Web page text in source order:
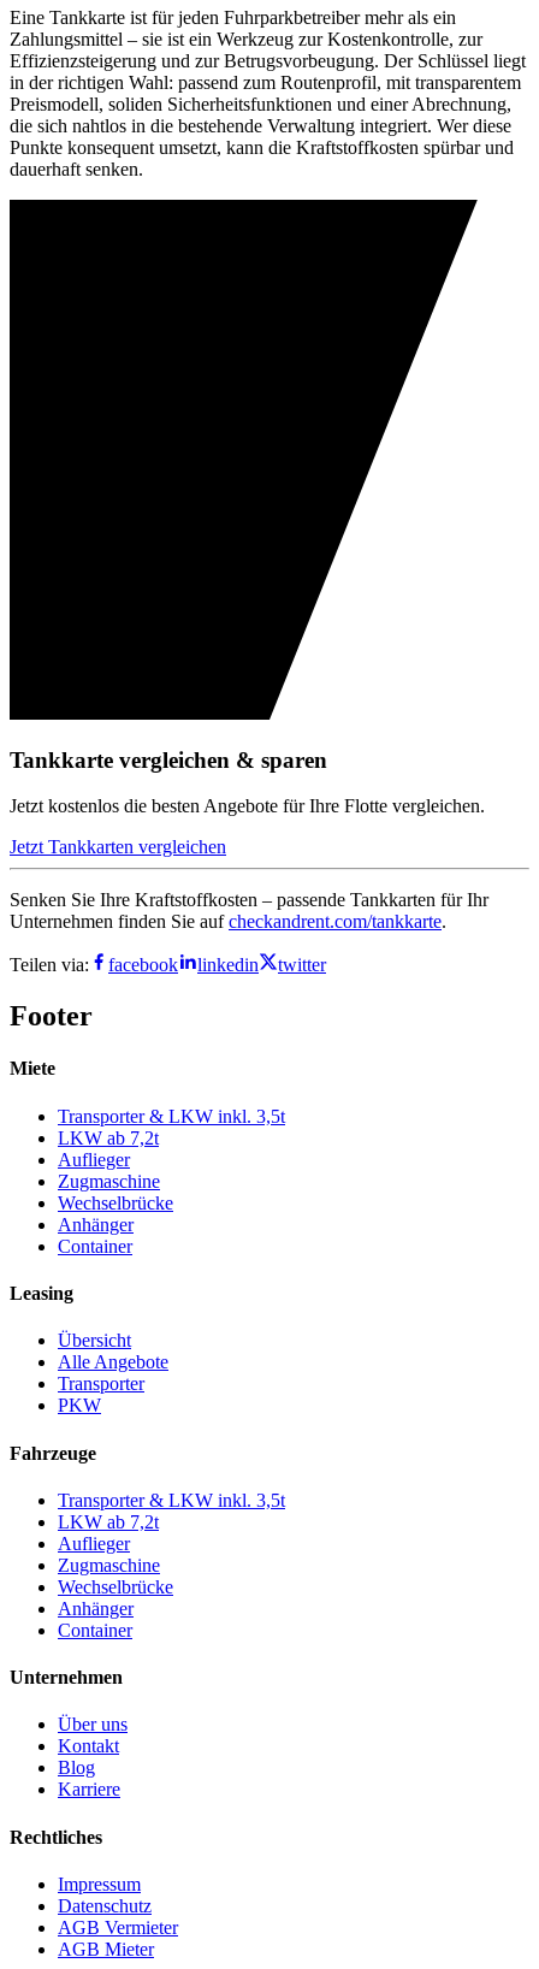
Eine Tankkarte ist für jeden Fuhrparkbetreiber mehr als ein
Zahlungsmittel – sie ist ein Werkzeug zur Kostenkontrolle, zur
Effizienzsteigerung und zur Betrugsvorbeugung. Der Schlüssel liegt
in der richtigen Wahl: passend zum Routenprofil, mit transparentem
Preismodell, soliden Sicherheitsfunktionen und einer Abrechnung,
die sich nahtlos in die bestehende Verwaltung integriert. Wer diese
Punkte konsequent umsetzt, kann die Kraftstoffkosten spürbar und
dauerhaft senken.
Tankkarte vergleichen & sparen
Jetzt kostenlos die besten Angebote für Ihre Flotte vergleichen.
Jetzt Tankkarten vergleichen
Senken Sie Ihre Kraftstoffkosten – passende Tankkarten für Ihr
Unternehmen finden Sie aufcheckandrent.com/tankkarte.
Teilen via: facebook linkedin twitter
Footer
Miete
Transporter & LKW inkl. 3,5t
LKW ab 7,2t
Auflieger
Zugmaschine
Wechselbrücke
Anhänger
Container
Leasing
Übersicht
Alle Angebote
Transporter
PKW
Fahrzeuge
Transporter & LKW inkl. 3,5t
LKW ab 7,2t
Auflieger
Zugmaschine
Wechselbrücke
Anhänger
Container
Unternehmen
Über uns
Kontakt
Blog
Karriere
Rechtliches
Impressum
Datenschutz
AGB Vermieter
AGB Mieter